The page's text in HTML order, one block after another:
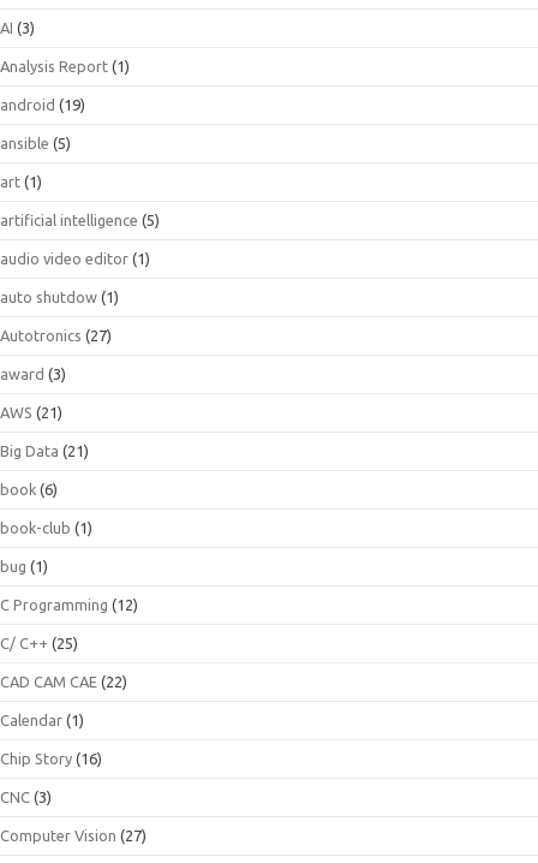
AI (3)
Analysis Report (1)
android (19)
ansible (5)
art (1)
artificial intelligence (5)
audio video editor (1)
auto shutdow (1)
Autotronics (27)
award (3)
AWS (21)
Big Data (21)
book (6)
book-club (1)
bug (1)
C Programming (12)
C/ C++ (25)
CAD CAM CAE (22)
Calendar (1)
Chip Story (16)
CNC (3)
Computer Vision (27)